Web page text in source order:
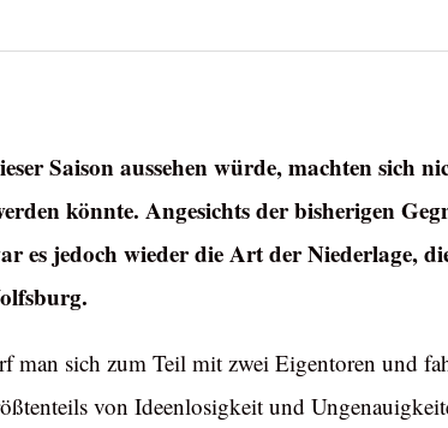
Saison aussehen würde, machten sich
könnte. Angesichts der bisherigen
es jedoch wieder die Art der Niederlage,
man sich zum Teil mit zwei Eigentoren und
von Ideenlosigkeit und